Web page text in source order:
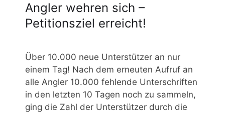
Angler wehren sich –
Petitionsziel erreicht!
Über 10.000 neue Unterstützer an nur
einem Tag! Nach dem erneuten Aufruf an
alle Angler 10.000 fehlende Unterschriften
in den letzten 10 Tagen noch zu sammeln,
ging die Zahl der Unterstützer durch die